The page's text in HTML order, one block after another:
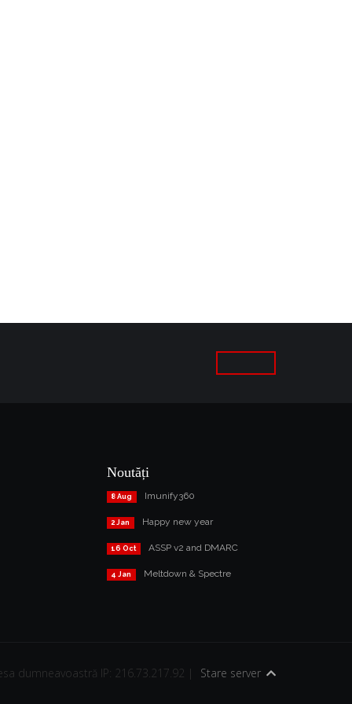
Noutăți
8 Aug Imunify360
2 Jan Happy new year
16 Oct ASSP v2 and DMARC
4 Jan Meltdown & Spectre
dumneavoastră IP: 216.73.217.92 | Stare server